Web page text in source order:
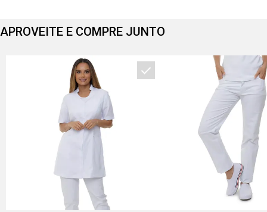
APROVEITE E COMPRE JUNTO